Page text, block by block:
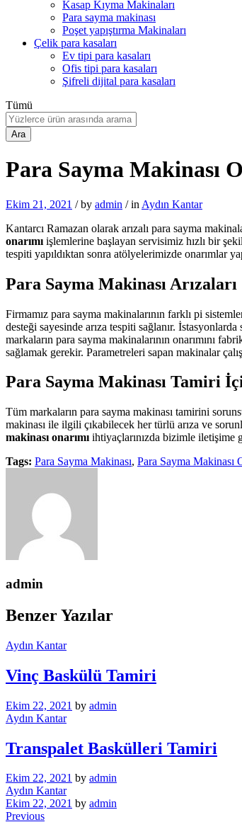
Kasap Kıyma Makinaları
Para sayma makinası
Poşet yapıştırma Makinaları
Çelik para kasaları
Ev tipi para kasaları
Ofis tipi para kasaları
Şifreli dijital para kasaları
Tümü
Ara
Para Sayma Makinası
Ekim 21, 2021 /by admin /in Aydın Kantar
Kantarcı Ramazan olarak arızalı para sayma
onarımı işlemlerine başlayan servisimiz hızlı bir
tespiti yapıldıktan sonra atölyelerimizde onarımlar
Para Sayma Makinası Arızaları
Firmamız para sayma makinalarının farklı pi
desteği sayesinde arıza tespiti sağlanır.
markaların para sayma makinalarının onarımını
sağlamak gerekir. Parametreleri sapan makinalar
Para Sayma Makinası Tamiri
Tüm markaların para sayma makinası tamirini
makinası ile ilgili çıkabilecek her türlü arıza ve
makinası onarımı ihtiyaçlarınızda bizimle iletişime
Tags: Para Sayma Makinası, Para Sayma Makinası
admin
Benzer Yazılar
Aydın Kantar
Vinç Baskülü Tamiri
Ekim 22, 2021 by admin
Aydın Kantar
Transpalet Baskülleri Tamiri
Ekim 22, 2021 by admin
Aydın Kantar
Ekim 22, 2021 by admin
Previous
Previous